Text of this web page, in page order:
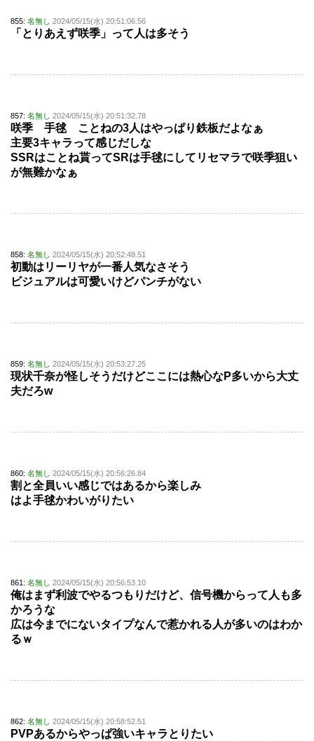
855: 名無し 2024/05/15(水) 20:51:06.56
「とりあえず咲季」って人は多そう
857: 名無し 2024/05/15(水) 20:51:32.78
咲季 手毬 ことねの3人はやっぱり鉄板だよなぁ
主要3キャラって感じだしな
SSRはことね貰ってSRは手毬にしてリセマラで咲季狙い
が無難かなぁ
858: 名無し 2024/05/15(水) 20:52:48.51
初動はリーリヤが一番人気なさそう
ビジュアルは可愛いけどパンチがない
859: 名無し 2024/05/15(水) 20:53:27.25
現状千奈が怪しそうだけどここには熱心なP多いから大丈
夫だろw
860: 名無し 2024/05/15(水) 20:56:26.84
割と全員いい感じではあるから楽しみ
はよ手毬かわいがりたい
861: 名無し 2024/05/15(水) 20:56:53.10
俺はまず利波でやるつもりだけど、信号機からって人も多
かろうな
広は今までにないタイプなんで惹かれる人が多いのはわか
るｗ
862: 名無し 2024/05/15(水) 20:58:52.51
PVPあるからやっぱ強いキャラとりたい